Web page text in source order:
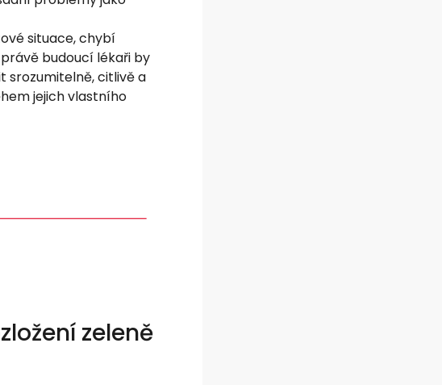
situace, chybí
budoucí lékaři by
srozumitelně, citlivě a
jejich vlastního
zeleně